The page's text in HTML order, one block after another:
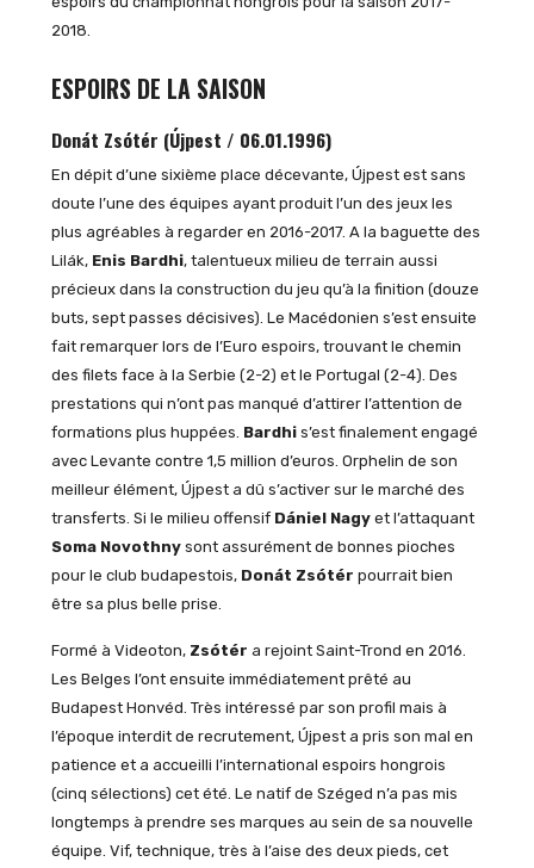
2018.
ESPOIRS DE LA SAISON
Donát Zsótér (Újpest / 06.01.1996)
En dépit d’une sixième place décevante, Újpest est sans
doute l’une des équipes ayant produit l’un des jeux les
plus agréables à regarder en 2016-2017. A la baguette des
Lilák, Enis Bardhi, talentueux milieu de terrain aussi
précieux dans la construction du jeu qu’à la finition (douze
buts, sept passes décisives). Le Macédonien s’est ensuite
fait remarquer lors de l’Euro espoirs, trouvant le chemin
des filets face à la Serbie (2-2) et le Portugal (2-4). Des
prestations qui n’ont pas manqué d’attirer l’attention de
formations plus huppées. Bardhis’est finalement engagé
avec Levante contre 1,5 million d’euros. Orphelin de son
meilleur élément, Újpest a dû s’activer sur le marché des
transferts. Si le milieu offensif Dániel Nagyet l’attaquant
Soma Novothnysont assurément de bonnes pioches
pour le club budapestois, Donát Zsótér pourrait bien
être sa plus belle prise.
Formé à Videoton, Zsótér a rejoint Saint-Trond en 2016.
Les Belges l’ont ensuite immédiatement prêté au
Budapest Honvéd. Très intéressé par son profil mais à
l’époque interdit de recrutement, Újpest a pris son mal en
patience et a accueilli l’international espoirs hongrois
(cinq sélections) cet été. Le natif de Széged n’a pas mis
longtemps à prendre ses marques au sein de sa nouvelle
équipe. Vif, technique, très à l’aise des deux pieds, cet